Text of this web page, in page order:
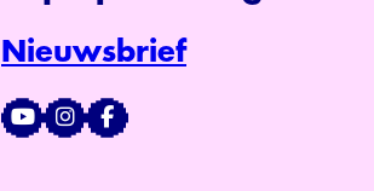
Nieuwsbrief